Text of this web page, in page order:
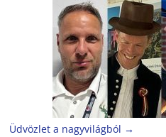
Üdvözlet a nagyvilágból →